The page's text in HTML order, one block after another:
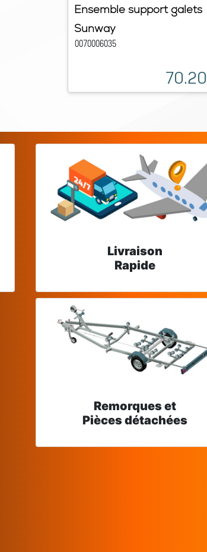
Ensemble support galets
Sunway
0070006035
70.20
Livraison
Rapide
Remorques et
Pièces détachées